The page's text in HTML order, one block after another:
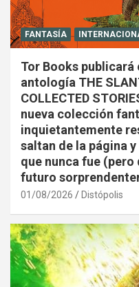
FANTASÍA
Tor Books
antología THE
COLLECTED
nueva colección
inquietantemente
saltan de la página
que nunca fue (pero
futuro
01/08/2026 Distópolis